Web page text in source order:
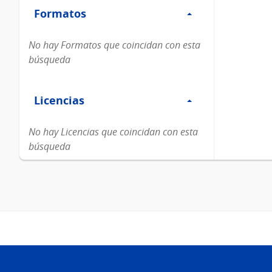
Formatos
Formatos
No hay Formatos que coincidan con esta
búsqueda
Licencias
Licencias
No hay Licencias que coincidan con esta
búsqueda